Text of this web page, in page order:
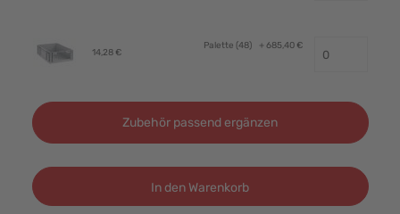
14,28 €
Palette (48) + 685,40 €
Zubehör passend ergänzen
In den Warenkorb